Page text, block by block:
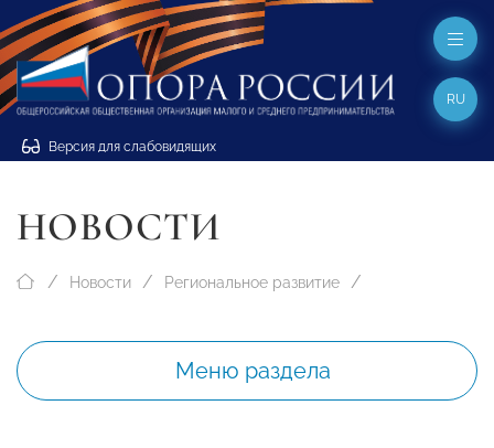
Версия для слабовидящих
RU
НОВОСТИ
Новости Региональное развитие
Меню раздела